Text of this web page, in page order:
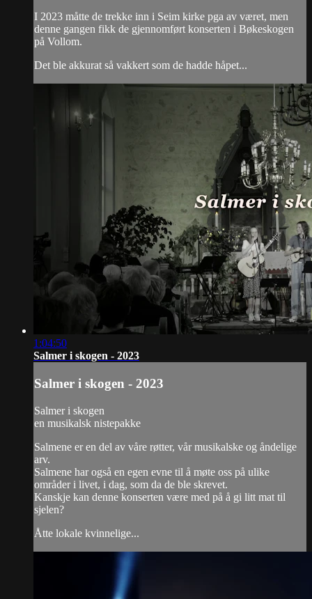
I 2023 måtte de trekke inn i Seim kirke pga av været, men
denne gangen fikk de gjennomført konserten i Bøkeskogen
på Vollom.
Det ble akkurat så vakkert som de hadde håpet...
1:04:50
Salmer i skogen - 2023
Salmer i skogen - 2023
Salmer i skogen
en musikalsk nistepakke
Salmene er en del av våre røtter, vår musikalske og åndelige
arv.
Salmene har også en egen evne til å møte oss på ulike
områder i livet, i dag, som da de ble skrevet.
Kanskje kan denne konserten være med på å gi litt mat til
sjelen?
Åtte lokale kvinnelige...